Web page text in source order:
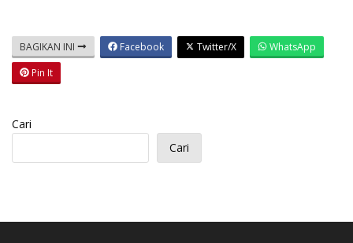
BAGIKAN INI Facebook Twitter/X
WhatsApp
Pin It
Cari
Cari